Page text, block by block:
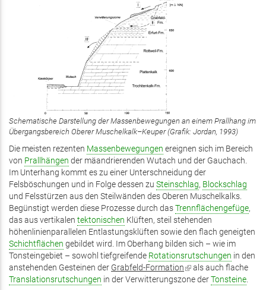
Schematische Darstellung der Massenbewegungen an einem Prallhang im
Übergangsbereich Oberer Muschelkalk–Keuper (Grafik: Jordan, 1993)
Die meisten rezenten Massenbewegungen ereignen sich im Bereich
von Prallhängen der mäandrierenden Wutach und der Gauchach.
Im Unterhang kommt es zu einer Unterschneidung der
Felsböschungen und in Folge dessen zu Steinschlag, Blockschlag
und Felsstürzen aus den Steilwänden des Oberen Muschelkalks.
Begünstigt werden diese Prozesse durch dasTrennflächengefüge,
das aus vertikalen tektonischen Klüften, steil stehenden
höhenlinienparallelen Entlastungsklüften sowie den flach geneigten
Schichtflächen gebildet wird. Im Oberhang bilden sich – wie im
Tonsteingebiet – sowohl tiefgreifende Rotationsrutschungen in den
anstehenden Gesteinen der Grabfeld-Formation(Link
ist
als auch flache
Translationsrutschungen in der Verwitterungszone derTonsteine.